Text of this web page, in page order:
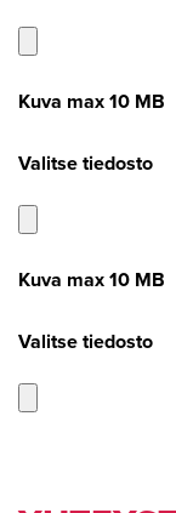
Kuva max 10 MB
Valitse tiedosto
Kuva max 10 MB
Valitse tiedosto